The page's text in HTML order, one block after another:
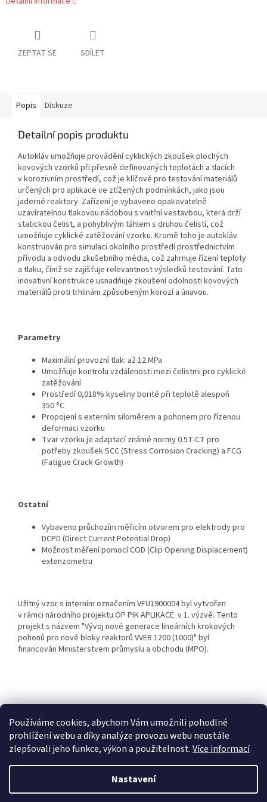
Používáme cookies, abychom Vám umožnili pohodlné
prohlížení webu a díky analýze provozu webu neustále
zlepšovali jeho funkce, výkon a použitelnost.Více informací
Nastavení
ZEPTAT SE SDÍLET
Popis Diskuze
Detailní popis produktu
Autokláv umožňuje provádění cyklických zkoušek plochých
kovových vzorků při přesně definovaných teplotách a tlacích
v korozivním prostředí, což je klíčové pro testování materiálů
určených pro aplikace ve ztížených podmínkách, jako jsou
jaderné reaktory. Zařízení je vybaveno opakovatelně
uzavíratelnou tlakovou nádobou s vnitřní vestavbou, která drží
statickou čelist, a pohyblivým táhlem s druhou čelistí, což
umožňuje cyklické zatěžování vzorku. Kromě toho je autokláv
konstruován pro simulaci okolního prostředí prostřednictvím
přívodu a odvodu zkušebního média, což zahrnuje řízení teploty
a tlaku, čímž se zajišťuje relevantnost výsledků testování. Tato
inovativní konstrukce usnadňuje zkoušení odolnosti kovových
materiálů proti trhlinám způsobeným korozí a únavou.
Parametry
Maximální provozní tlak: až 12 MPa
Umožňuje kontrolu vzdálenosti mezi čelistmi pro cyklické
zatěžování
Prostředí 0,018% kyseliny borité při teplotě alespoň
350 °C
Propojení s externím siloměrem a pohonem pro řízenou
deformaci vzorku
Tvar vzorku je adaptací známé normy 0.5T-CT pro
potřeby zkoušek SCC (Stress Corrosion Cracking) a FCG
(Fatigue Crack Growth)
Ostatní
Vybaveno průchozím měřicím otvorem pro elektrody pro
DCPD (Direct Current Potential Drop)
Možnost měření pomocí COD (Clip Opening Displacement)
extenzometru
Užitný vzor s interním označením VFU1900004 byl vytvořen
v rámci národního projektu OP PIK APLIKACE v 1. výzvě. Tento
projekt s názvem "Vývoj nové generace lineárních krokových
pohonů pro nové bloky reaktorů VVER 1200 (1000)" byl
financován Ministerstvem průmyslu a obchodu (MPO).
á